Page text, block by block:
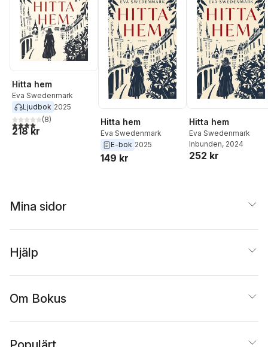
Hitta hem
Eva Swedenmark
Ljudbok 2025
4,0utav 5 stjärnor. Totalt antal röster:
(8)
218 kr
Hitta hem
Eva Swedenmark
E-bok 2025
149 kr
Hitta hem
Eva Swedenmark
Inbunden, 2024
252 kr
Mina sidor
Hjälp
Om Bokus